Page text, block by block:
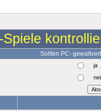
Sollten PC-
ja